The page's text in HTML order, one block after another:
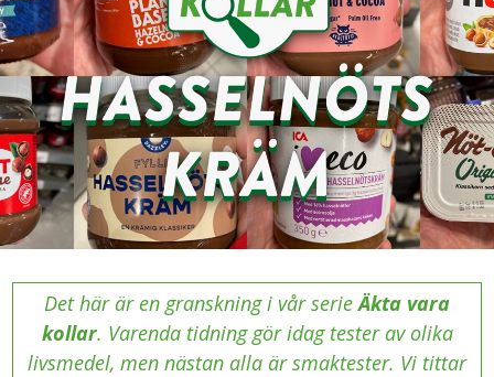
Det här är en granskning i vår serieÄkta vara
kollar. Varenda tidning gör idag tester av olika
livsmedel, men nästan alla är smaktester. Vi tittar